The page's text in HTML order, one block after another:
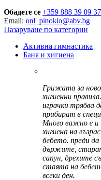
Обадете се +359 888 39 09 37
Email: onl_pinokio@abv.bg
Пазаруване по категории
Активна гимнастика
Баня и хигиена
Грижата за
хигиенни
играчки трябва
прибират в
Много важно е
хигиена на
бебето. преди да
държите,
сапун, дрехите
стаята на
всеки ден.